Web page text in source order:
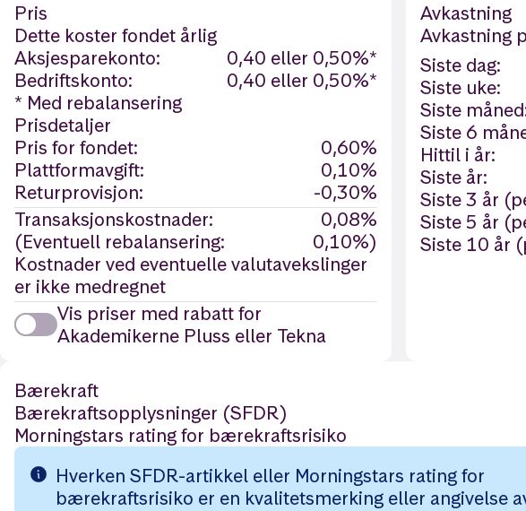
Pris
Dette koster fondet årlig
Aksjesparekonto:
0,40 eller 0,50%*
Bedriftskonto:
0,40 eller 0,50%*
* Med rebalansering
Prisdetaljer
Pris for fondet:
0,60%
Plattformavgift:
0,10%
Returprovisjon:
-0,30%
Transaksjonskostnader:
0,08%
(Eventuell rebalansering:
0,10%)
Kostnader ved eventuelle valutavekslinger
er ikke medregnet
Vis priser med rabatt for
Akademikerne Pluss eller Tekna
Avkastning
Avkastning
Siste dag:
Siste uke:
Siste
Siste 6
Hittil i år:
Siste år:
Siste 3 år
Siste 5 år
Siste 10 år
Bærekraft
Bærekraftsopplysninger (SFDR)
Morningstars rating for bærekraftsrisiko
Hverken SFDR-artikkel eller Morningstars rating for
bærekraftsrisiko er en kvalitetsmerking eller angivelse